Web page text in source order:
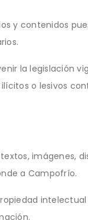
y contenidos
la legislación
o lesivos
imágenes,
a Campofrío.